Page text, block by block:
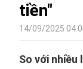
tiền"
14/09/2025
So với nhiều